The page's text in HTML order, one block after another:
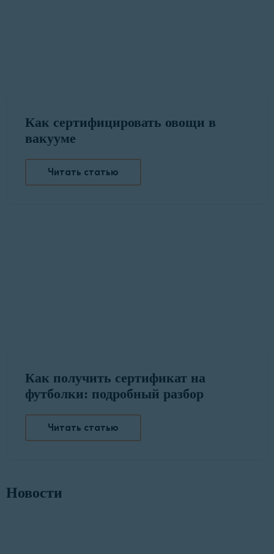
Как сертифицировать овощи в
вакууме
Читать статью
Как получить сертификат на
футболки: подробный разбор
Читать статью
Новости